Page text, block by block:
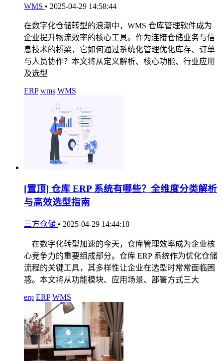
WMS • 2025-04-29 14:58:44
在数字化仓储转型的浪潮中，WMS 仓库管理软件成为
企业提升物流效率的核心工具。作为连接仓储业务与信
息技术的桥梁，它如何通过系统化管理优化库存、订单
与人员协作？本文将从定义解析、核心功能、行业应用
及选型
ERP wms WMS
[置顶] 仓库 ERP 系统有哪些？全维度分类解析
与高效选型指南
三方仓储 • 2025-04-29 14:44:18
在数字化转型加速的今天，仓库管理效率成为企业核
心竞争力的重要组成部分。仓库 ERP 系统作为优化仓储
流程的关键工具，其多样性让企业在选型时常常面临困
惑。本文将从功能模块、应用场景、部署方式三大
erp ERP WMS